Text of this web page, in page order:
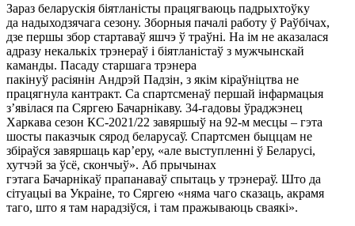
Зараз беларускія біятланісты працягваюць падрыхтоўку
да надыходзячага сезону. Зборныя пачалі работу ў Раўбічах,
дзе першы збор стартаваў яшчэ ў траўні. На ім не аказалася
адразу некалькіх трэнераў і біятланістаў з мужчынскай
каманды. Пасаду старшага трэнера
пакінуў расіянін Андрэй Падзін, з якім кіраўніцтва не
працягнула кантракт. Са спартсменаў першай інфармацыя
з’явілася па Сяргею Бачарнікаву. 34-гадовы ўраджэнец
Харкава сезон КС-2021/22 завяршыў на 92-м месцы – гэта
шосты паказчык сярод беларусаў. Спартсмен быццам не
збіраўся завяршаць кар’еру, «але выступленні ў Беларусі,
хутчэй за ўсё, скончыў». Аб прычынах
гэтага Бачарнікаў прапанаваў спытаць у трэнераў. Што да
сітуацыі ва Украіне, то Сяргею «няма чаго сказаць, акрамя
таго, што я там нарадзіўся, і там пражываюць сваякі».